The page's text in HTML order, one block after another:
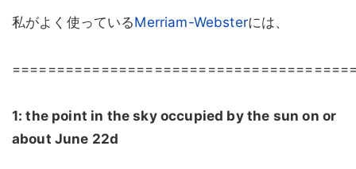
私がよく使っているMerriam-Websterには、
1: the point in the sky occupied by the sun on or
about June 22d